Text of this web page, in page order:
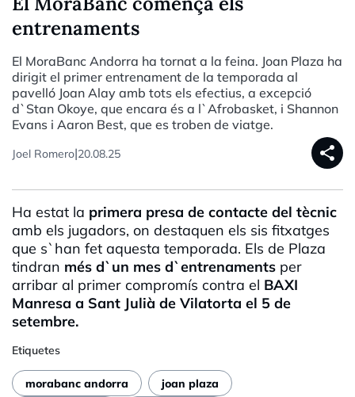
entrenaments
El MoraBanc Andorra ha tornat a la feina. Joan Plaza ha
dirigit el primer entrenament de la temporada al
pavelló Joan Alay amb tots els efectius, a excepció
d`Stan Okoye, que encara és a l`Afrobasket, i Shannon
Evans i Aaron Best, que es troben de viatge.
Joel Romero|20.08.25 share
Ha estat la primera presa de contacte del tècnic
amb els jugadors, on destaquen els sis fitxatges
que s`han fet aquesta temporada. Els de Plaza
tindran més d`un mes d`entrenaments per
arribar al primer compromís contra el BAXI
Manresa a Sant Julià de Vilatorta el 5 de
setembre.
Etiquetes
morabanc andorra
joan plaza